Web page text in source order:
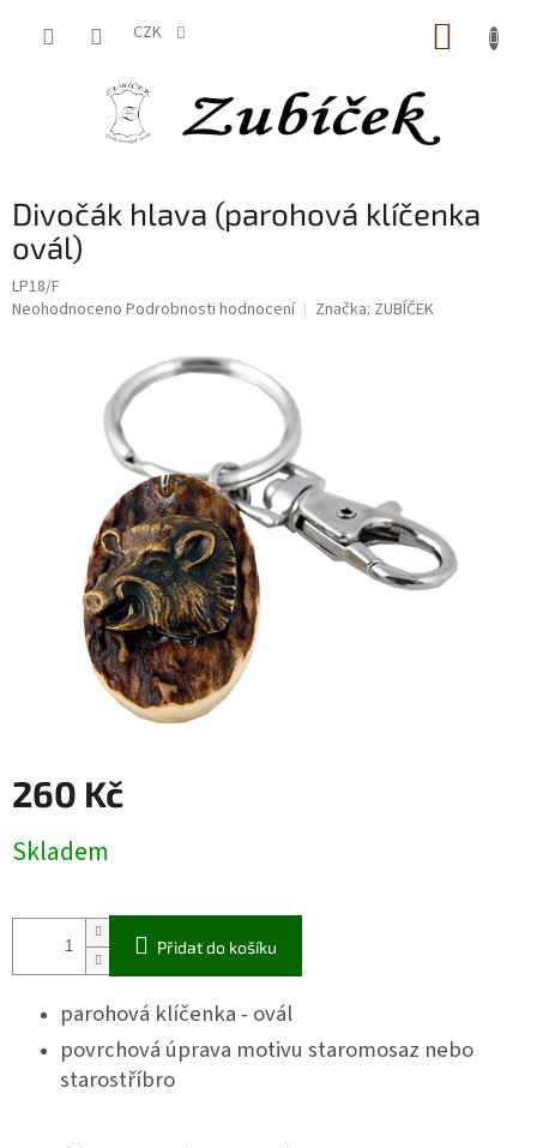
CZK
Divočák hlava (parohová klíčenka
ovál)
LP18/F
Průměrné
Neohodnoceno Podrobnosti hodnocení Značka: ZUBÍČEK
260 Kč
cena:
Skladem
Přidat do košíku
parohová klíčenka - ovál
povrchová úprava motivu staromosaz nebo
starostříbro